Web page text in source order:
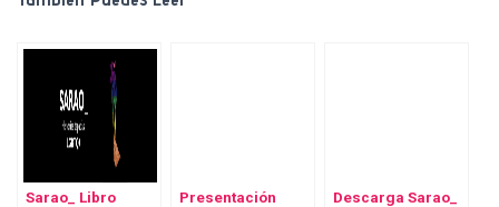
Sarao_ Libro
Presentación
Descarga Sarao_